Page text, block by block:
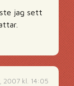
jag sett
2007 kl. 14:05